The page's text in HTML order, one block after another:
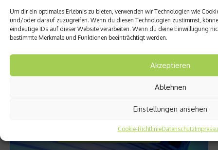
Um dir ein optimales Erlebnis zu bieten, verwenden wir Technologien wie
und/oder darauf zuzugreifen. Wenn du diesen Technologien zustimmst,
eindeutige IDs auf dieser Website verarbeiten. Wenn du deine Einwillligung
bestimmte Merkmale und Funktionen beeinträchtigt werden.
Akzeptieren
Ablehnen
Einstellungen ansehen
Cookie-RichtlinieDatenschutz
Stuhlgang – wie oft ist eigentlich normal?